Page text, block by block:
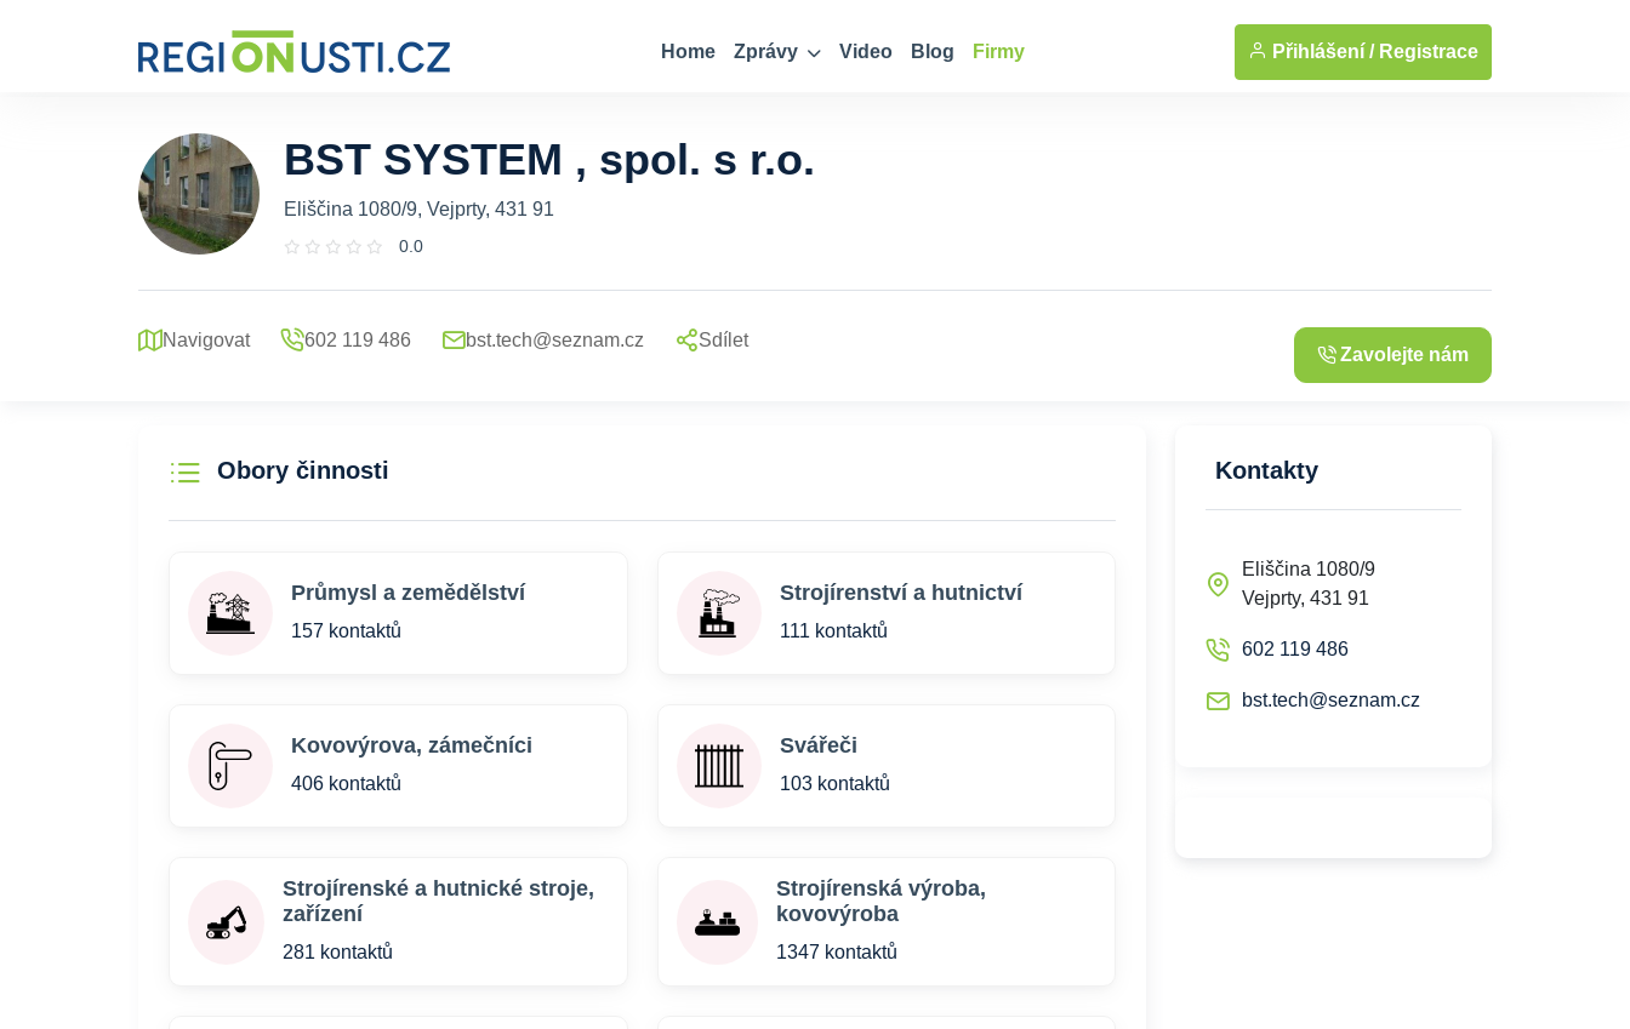
Home Zprávy Video Blog Firmy Přihlášení / Registrace
... Zobrazit fotografie
BST SYSTEM , spol. s r.o.
Eliščina 1080/9, Vejprty, 431 91
0.0
Navigovat 602 119 486 bst.tech@seznam.cz Sdílet
Zavolejte nám
Obory činnosti
Průmysl a zemědělství
157 kontaktů
Strojírenství a hutnictví
111 kontaktů
Kovovýrova, zámečníci
406 kontaktů
Svářeči
103 kontaktů
Strojírenské a hutnické stroje,
zařízení
281 kontaktů
Strojírenská výroba,
kovovýroba
1347 kontaktů
Kontakty
Eliščina 1080/9
Vejprty, 431 91
602 119 486
bst.tech@seznam.cz